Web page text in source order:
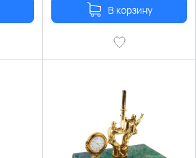
В корзину